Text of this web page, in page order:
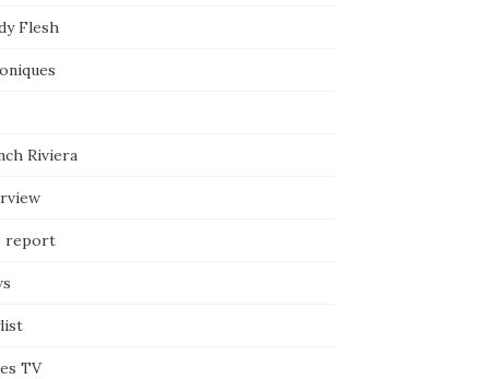
Flesh
Riviera
report
TV